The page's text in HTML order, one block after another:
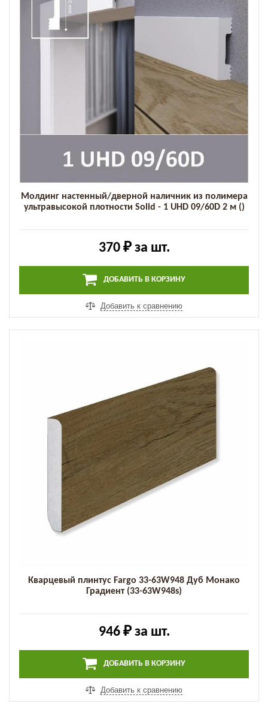
Молдинг настенный/дверной наличник из полимера
ультравысокой плотности Solid - 1 UHD 09/60D 2 м ()
370 ₽за шт.
ДОБАВИТЬ В КОРЗИНУ
Добавить к сравнению
Кварцевый плинтус Fargo 33-63W948 Дуб Монако
Градиент (33-63W948s)
946 ₽за шт.
ДОБАВИТЬ В КОРЗИНУ
Добавить к сравнению